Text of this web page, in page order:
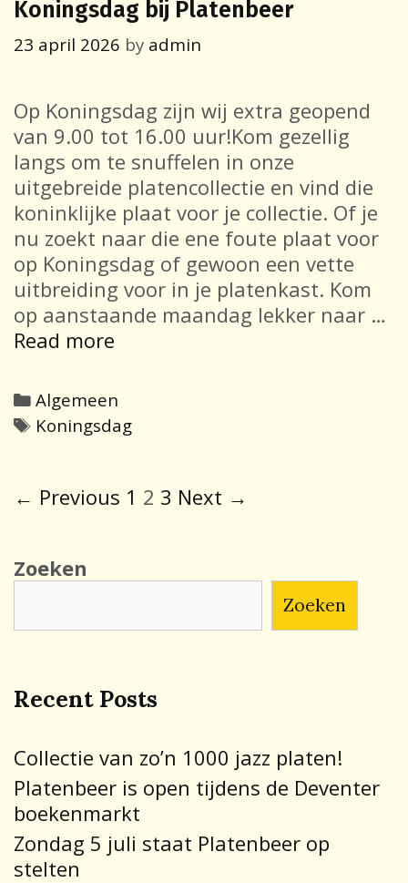
Koningsdag bij Platenbeer
23 april 2026 by admin
Op Koningsdag zijn wij extra geopend
van 9.00 tot 16.00 uur!Kom gezellig
langs om te snuffelen in onze
uitgebreide platencollectie en vind die
koninklijke plaat voor je collectie. Of je
nu zoekt naar die ene foute plaat voor
op Koningsdag of gewoon een vette
uitbreiding voor in je platenkast. Kom
op aanstaande maandag lekker naar …
Read more
Platenbeer
Categories
Algemeen
Tags
Koningsdag
Post
← Previous 1 2 3 Next →
Zoeken
Zoeken
Recent Posts
Collectie van zo’n 1000 jazz platen!
Platenbeer is open tijdens de Deventer
boekenmarkt
Zondag 5 juli staat Platenbeer op
stelten